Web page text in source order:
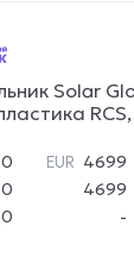
Solar
0 EUR 4699
0
4699
0 -